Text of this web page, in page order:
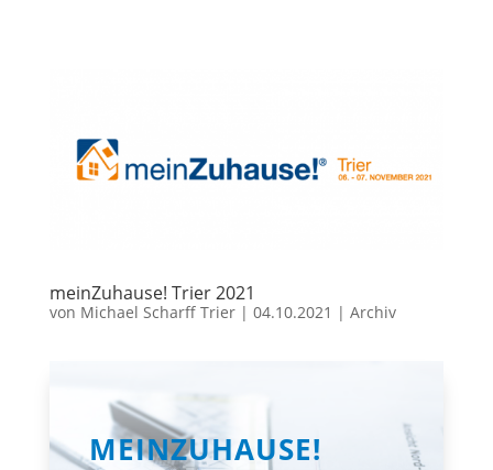
meinZuhause! Trier 2021
von Michael Scharff Trier| 04.10.2021 | Archiv
MEINZUHAUSE!